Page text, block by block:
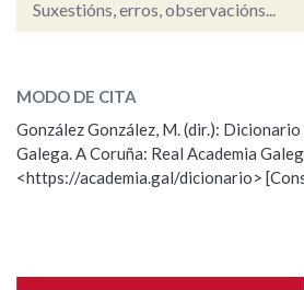
BUSCAR NO CONTIDO
Nas definicións
Suxestións, erros, observacións...
Observación
Nome
MODO DE CITA
González González, M. (dir.): Dicionario
Galega. A Coruña: Real Academia
<https://academia.gal/dicionario>